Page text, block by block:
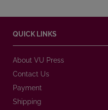
QUICK LINKS
About VU Press
Contact Us
Payment
Shipping